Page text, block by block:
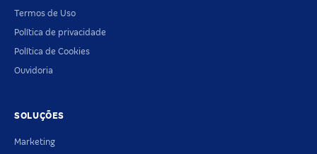
Termos de Uso
Política de privacidade
Política de Cookies
Ouvidoria
SOLUÇÕES
Marketing